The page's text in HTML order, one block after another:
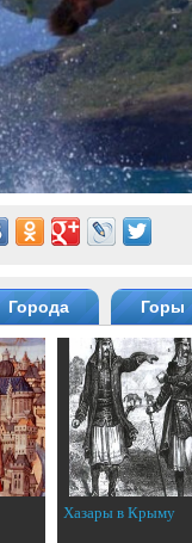
Города Горы
Хазары в Крыму